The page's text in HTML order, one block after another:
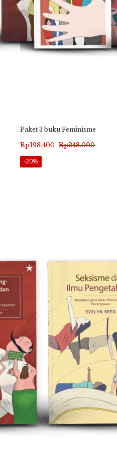
Paket 3 buku Feminisme
Rp248.000
Harga
aslinya
Rp198.400
Harga
saat
-20%